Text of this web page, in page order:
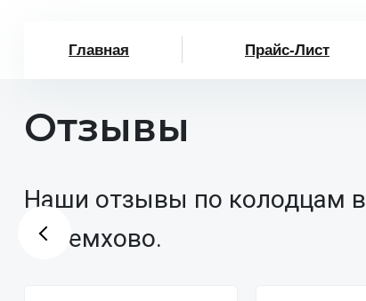
Главная Прайс-Лист
Отзывы
Наши отзывы по колодцам в
Черемхово.